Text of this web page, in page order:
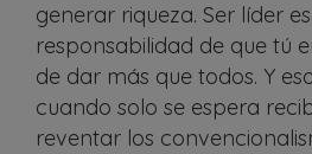
generar riqueza. Ser líder
responsabilidad de que tú
de dar más que todos. Y
cuando solo se espera
reventar los